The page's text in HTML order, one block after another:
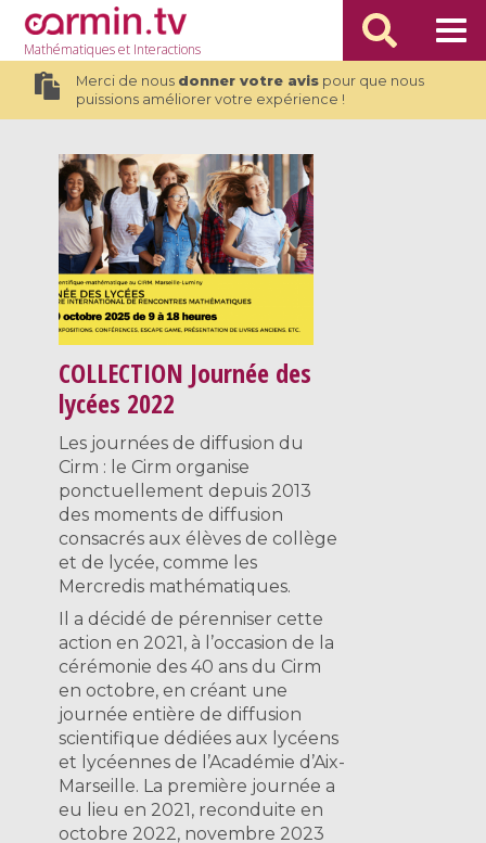
Mathématiqueset Interactions
Merci de nous donner votre avispour que nous
puissions améliorer votre expérience !
COLLECTION Journée des
lycées 2022
Les journées de diffusion du
Cirm : le Cirm organise
ponctuellement depuis 2013
des moments de diffusion
consacrés aux élèves de collège
et de lycée, comme les
Mercredis mathématiques.
Il a décidé de pérenniser cette
action en 2021, à l’occasion de la
cérémonie des 40 ans du Cirm
en octobre, en créant une
journée entière de diffusion
scientifique dédiées aux lycéens
et lycéennes de l’Académie d’Aix-
Marseille. La première journée a
eu lieu en 2021, reconduite en
octobre 2022, novembre 2023